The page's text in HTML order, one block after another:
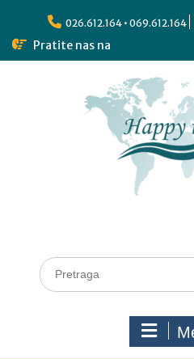
026.612.164 • 069.612.164
Pratite nas na